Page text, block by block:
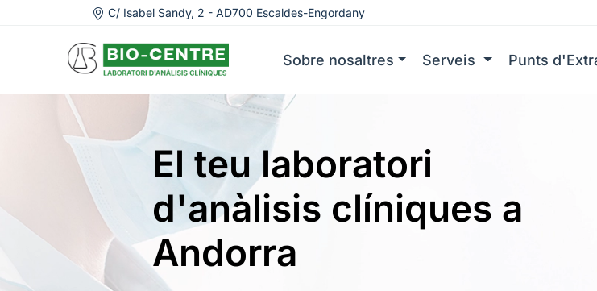
C/ Isabel Sandy, 2 - AD700 Escaldes-Engordany
Sobre nosaltres Serveis Punts
El teu laboratori
d'anàlisis clíniques a
Andorra